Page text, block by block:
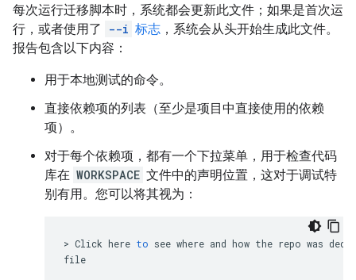
每次运行迁移脚本时，系统都会更新此文件；如果是首次运
行，或者使用了
--i 标志 ，系统会从头开始生成此文件。
报告包含以下内容：
用于本地测试的命令。
直接依赖项的列表（至少是项目中直接使用的依赖
项）。
对于每个依赖项，都有一个下拉菜单，用于检查代码
库在 WORKSPACE 文件中的声明位置，这对于调试特
别有用。您可以将其视为：
> Click here to see where and how the repo was
file